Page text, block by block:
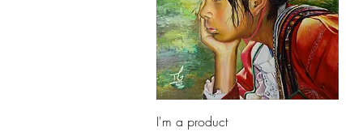
Vista rapida
I'm a product